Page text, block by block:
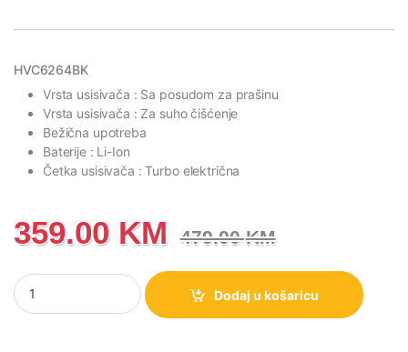
HVC6264BK
Vrsta usisivača : Sa posudom za prašinu
Vrsta usisivača : Za suho čišćenje
Bežična upotreba
Baterije : Li-Ion
Četka usisivača : Turbo električna
359.00 KM 479.00KM
HVC6264BK Hisense Štapni usisivač količina
Dodaj u košaricu